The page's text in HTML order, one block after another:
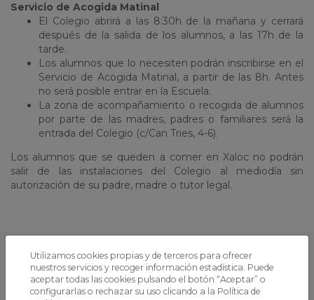
Servicio de Acogida Matinal
El Colegio abrirá a las 8:30h de la mañana y cerrará
después de la salida de los alumnos, a las 17h de la
tarde.
Los alumnos que lo necesiten podrán inscribirse en el
Servicio de Acogida Matinal, a partir de las 8h. Antes
no será posible entrar en la Escuela.
La zona de acompañamiento o recogida de alumnos
por parte de las madres, padres o familiares será la
entrada del Colegio (c/Can Tries, 4-6).
Los alumnos que se queden a comer en Xaloc no podrán
salir de las instalaciones del Colegio al mediodía sin
autorización de su padre, madre o tutor legal.
SECCIONES
Información general
Utilizamos cookies propias y de terceros para ofrecer
nuestros servicios y recoger información estadística. Puede
aceptar todas las cookies pulsando el botón “Aceptar” o
configurarlas o rechazar su uso clicando a la Política de